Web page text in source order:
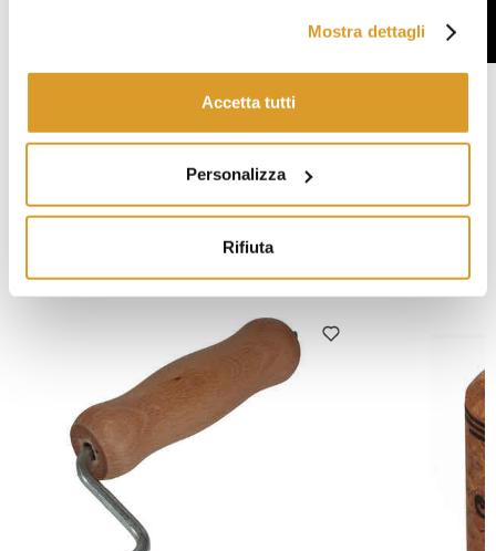
Mostra dettagli
Accetta tutti
Personalizza
Rifiuta
DESCRIZIONE TECNICA
PRODOTTI CORRELATI